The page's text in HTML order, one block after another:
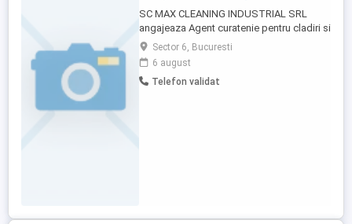
SC MAX CLEANING INDUSTRIAL SRL
angajeaza Agent curatenie pentru cladiri si
mijloace de transport cod cor 515302
Responsabilitati: * Curatenia si intretinerea
spatiilor interioare si exterioare ale
cladirilor. * Curatarea si igienizarea
Sector 6, Bucuresti
6 august
Telefon validat